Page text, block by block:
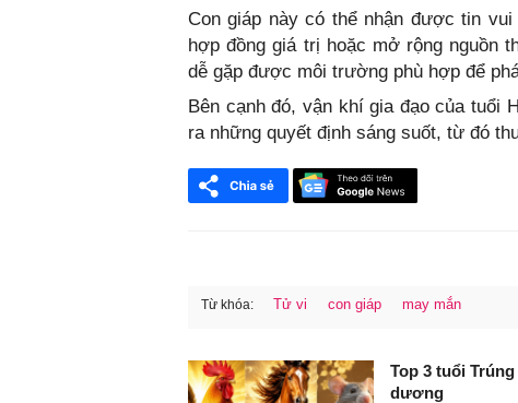
Con giáp này có thể nhận được tin
hợp đồng giá trị hoặc mở rộng nguồn
dễ gặp được môi trường phù hợp để
Bên cạnh đó, vận khí gia đạo của tuổi
ra những quyết định sáng suốt, từ đó
Từ khóa: Tử vi con giáp may mắn
Top 3 tuổi
dương